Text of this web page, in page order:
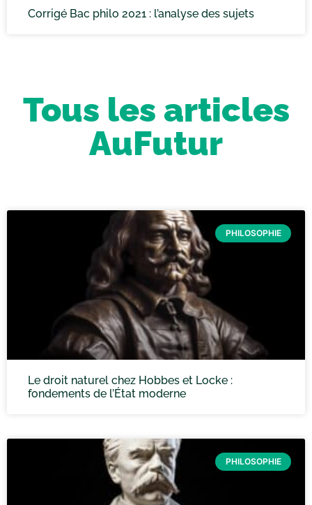
Corrigé Bac philo 2021 : l’analyse des sujets
Tous les articles
AuFutur
PHILOSOPHIE
Le droit naturel chez Hobbes et Locke :
fondements de l’État moderne
PHILOSOPHIE